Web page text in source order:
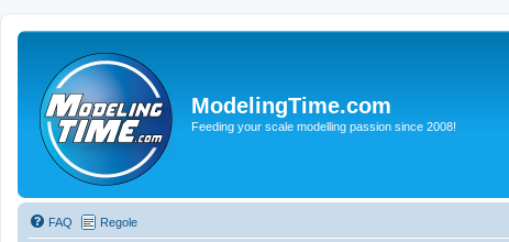
ModelingTime.com
Feeding your scale modelling passion since 2008!
FAQ Regole